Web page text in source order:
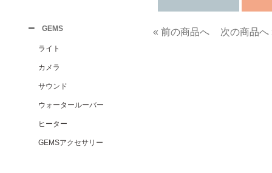
GEMS
ライト
カメラ
サウンド
ウォータールーバー
ヒーター
GEMSアクセサリー
« 前の商品へ 次の商品へ